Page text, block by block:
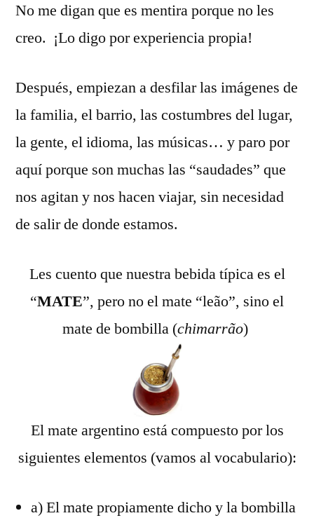
No me digan que es mentira porque no les
creo. ¡Lo digo por experiencia propia!
Después, empiezan a desfilar las imágenes de
la familia, el barrio, las costumbres del lugar,
la gente, el idioma, las músicas… y paro por
aquí porque son muchas las “saudades” que
nos agitan y nos hacen viajar, sin necesidad
de salir de donde estamos.
Les cuento que nuestra bebida típica es el
“MATE”, pero no el mate “leão”, sino el
mate de bombilla (chimarrão)
El mate argentino está compuesto por los
siguientes elementos (vamos al vocabulario):
a) El mate propiamente dicho y la bombilla